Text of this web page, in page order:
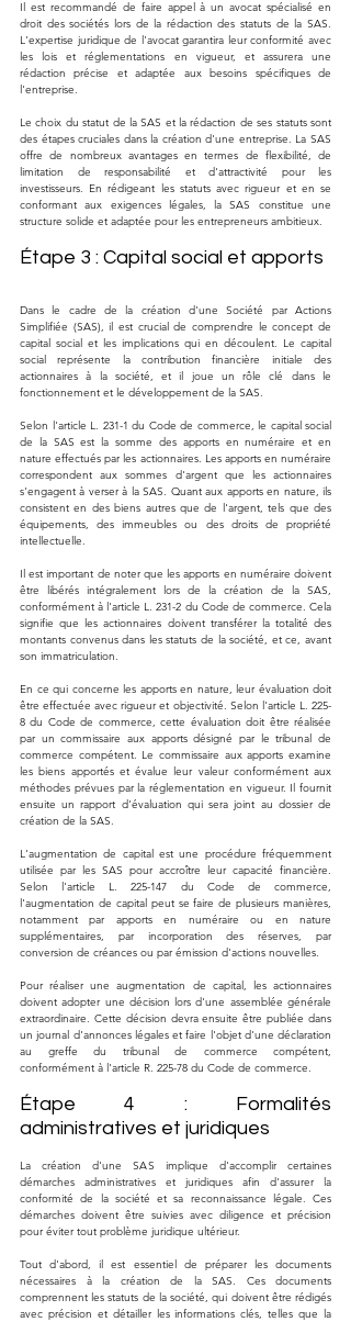
Il est recommandé de faire appel à un avocat spécialisé en
droit des sociétés lors de la rédaction des statuts de la SAS.
L'expertise juridique de l'avocat garantira leur conformité avec
les lois et réglementations en vigueur, et assurera une
rédaction précise et adaptée aux besoins spécifiques de
l'entreprise.
Le choix du statut de la SAS et la rédaction de ses statuts sont
des étapes cruciales dans la création d'une entreprise. La SAS
offre de nombreux avantages en termes de flexibilité, de
limitation de responsabilité et d'attractivité pour les
investisseurs. En rédigeant les statuts avec rigueur et en se
conformant aux exigences légales, la SAS constitue une
structure solide et adaptée pour les entrepreneurs ambitieux.
Étape 3 : Capital social et apports
Dans le cadre de la création d'une Société par Actions
Simplifiée (SAS), il est crucial de comprendre le concept de
capital social et les implications qui en découlent. Le capital
social représente la contribution financière initiale des
actionnaires à la société, et il joue un rôle clé dans le
fonctionnement et le développement de la SAS.
Selon l'article L. 231-1 du Code de commerce, le capital social
de la SAS est la somme des apports en numéraire et en
nature effectués par les actionnaires. Les apports en numéraire
correspondent aux sommes d'argent que les actionnaires
s'engagent à verser à la SAS. Quant aux apports en nature, ils
consistent en des biens autres que de l'argent, tels que des
équipements, des immeubles ou des droits de propriété
intellectuelle.
Il est important de noter que les apports en numéraire doivent
être libérés intégralement lors de la création de la SAS,
conformément à l'article L. 231-2 du Code de commerce. Cela
signifie que les actionnaires doivent transférer la totalité des
montants convenus dans les statuts de la société, et ce, avant
son immatriculation.
En ce qui concerne les apports en nature, leur évaluation doit
être effectuée avec rigueur et objectivité. Selon l'article L. 225-
8 du Code de commerce, cette évaluation doit être réalisée
par un commissaire aux apports désigné par le tribunal de
commerce compétent. Le commissaire aux apports examine
les biens apportés et évalue leur valeur conformément aux
méthodes prévues par la réglementation en vigueur. Il fournit
ensuite un rapport d'évaluation qui sera joint au dossier de
création de la SAS.
L'augmentation de capital est une procédure fréquemment
utilisée par les SAS pour accroître leur capacité financière.
Selon l'article L. 225-147 du Code de commerce,
l'augmentation de capital peut se faire de plusieurs manières,
notamment par apports en numéraire ou en nature
supplémentaires, par incorporation des réserves, par
conversion de créances ou par émission d'actions nouvelles.
Pour réaliser une augmentation de capital, les actionnaires
doivent adopter une décision lors d'une assemblée générale
extraordinaire. Cette décision devra ensuite être publiée dans
un journal d'annonces légales et faire l'objet d'une déclaration
au greffe du tribunal de commerce compétent,
conformément à l'article R. 225-78 du Code de commerce.
Étape 4 : Formalités
administratives et juridiques
La création d'une SAS implique d'accomplir certaines
démarches administratives et juridiques afin d'assurer la
conformité de la société et sa reconnaissance légale. Ces
démarches doivent être suivies avec diligence et précision
pour éviter tout problème juridique ultérieur.
Tout d'abord, il est essentiel de préparer les documents
nécessaires à la création de la SAS. Ces documents
comprennent les statuts de la société, qui doivent être rédigés
avec précision et détailler les informations clés, telles que la